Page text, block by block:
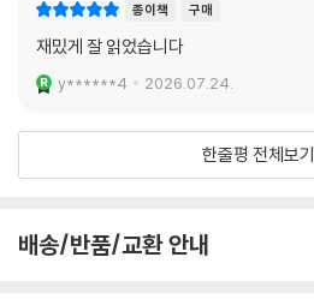
종이책 구매
재밌게 잘 읽었습니다
y******4 2026.07.24.
한줄평 전체보기
배송/반품/교환 안내